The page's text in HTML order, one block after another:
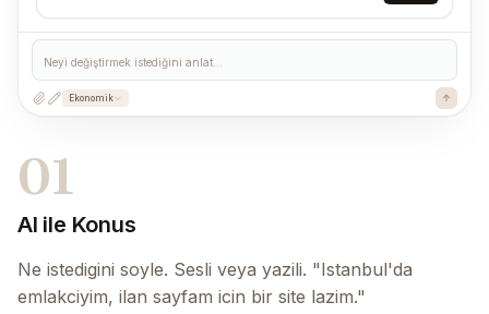
01
AI ile Konus
Ne istedigini soyle. Sesli veya yazili. "Istanbul'da
emlakciyim, ilan sayfam icin bir site lazim."
Neyi değiştirmek istediğini anlat...
Ekonomik